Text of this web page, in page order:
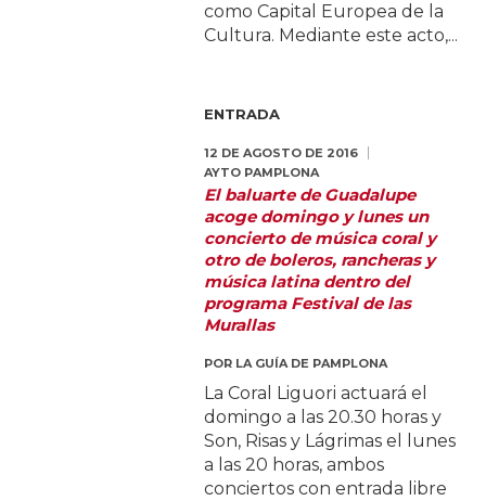
como Capital Europea de la
Cultura. Mediante este acto,...
ENTRADA
12 DE AGOSTO DE 2016
AYTO PAMPLONA
El baluarte de Guadalupe
acoge domingo y lunes un
concierto de música coral y
otro de boleros, rancheras y
música latina dentro del
programa Festival de las
Murallas
POR LA GUÍA DE PAMPLONA
La Coral Liguori actuará el
domingo a las 20.30 horas y
Son, Risas y Lágrimas el lunes
a las 20 horas, ambos
conciertos con entrada libre